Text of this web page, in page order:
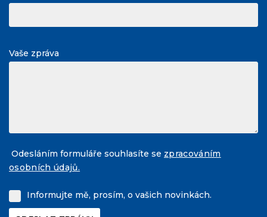
Vaše zpráva
Odesláním formuláře souhlasíte se zpracováním
osobních údajů.
Informujte mě, prosím, o vašich novinkách.